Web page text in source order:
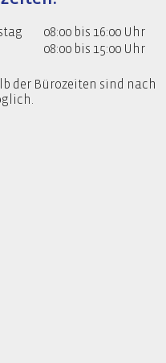
08:00 bis 16:00 Uhr
08:00 bis 15:00 Uhr
der Bürozeiten sind nach